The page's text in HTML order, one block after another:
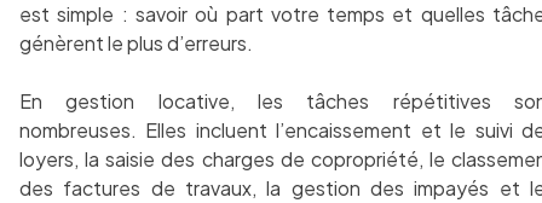
est simple : savoir où part votre temps et quelles
génèrent le plus d’erreurs.
En gestion locative, les tâches répétitives
nombreuses. Elles incluent l’encaissement et le suivi
loyers, la saisie des charges de copropriété, le
des factures de travaux, la gestion des impayés et